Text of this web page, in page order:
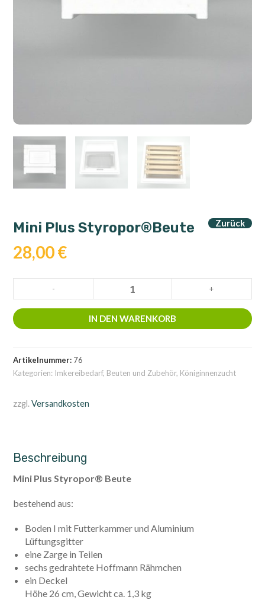
Zurück
Mini Plus Styropor®Beute
28,00€
Plus
Styropor®Beute
Menge
- +
IN DEN WARENKORB
Artikelnummer: 76
Kategorien: Imkereibedarf, Beuten und Zubehör, Königinnenzucht
zzgl.Versandkosten
Beschreibung
Mini Plus Styropor® Beute
bestehend aus:
Boden I mit Futterkammer und Aluminium
Lüftungsgitter
eine Zarge in Teilen
sechs gedrahtete Hoffmann Rähmchen
ein Deckel
Höhe 26 cm, Gewicht ca. 1,3 kg